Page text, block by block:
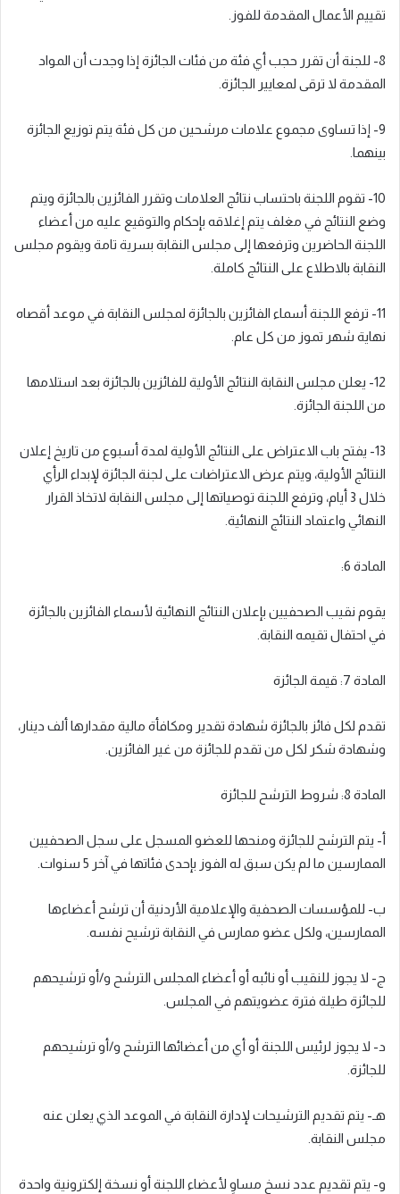
تقييم الأعمال المقدمة للفوز.
8- للجنة أن تقرر حجب أي فئة من فئات الجائزة إذا وجدت أن المواد
المقدمة لا ترقى لمعايير الجائزة.
9- إذا تساوى مجموع علامات مرشحين من كل فئة يتم توزيع الجائزة
بينهما.
10- تقوم اللجنة باحتساب نتائج العلامات وتقرر الفائزين بالجائزة ويتم
وضع النتائج في مغلف يتم إغلاقه بإحكام والتوقيع عليه من أعضاء
اللجنة الحاضرين وترفعها إلى مجلس النقابة بسرية تامة ويقوم مجلس
النقابة بالاطلاع على النتائج كاملة.
11- ترفع اللجنة أسماء الفائزين بالجائزة لمجلس النقابة في موعد أقصاه
نهاية شهر تموز من كل عام.
12- يعلن مجلس النقابة النتائج الأولية للفائزين بالجائزة بعد استلامها
من اللجنة الجائزة.
13- يفتح باب الاعتراض على النتائج الأولية لمدة أسبوع من تاريخ إعلان
النتائج الأولية، ويتم عرض الاعتراضات على لجنة الجائزة لإبداء الرأي
خلال 3 أيام، وترفع اللجنة توصياتها إلى مجلس النقابة لاتخاذ القرار
النهائي واعتماد النتائج النهائية.
المادة 6:
يقوم نقيب الصحفيين بإعلان النتائج النهائية لأسماء الفائزين بالجائزة
في احتفال تقيمه النقابة.
المادة 7: قيمة الجائزة
تقدم لكل فائز بالجائزة شهادة تقدير ومكافأة مالية مقدارها ألف دينار،
وشهادة شكر لكل من تقدم للجائزة من غير الفائزين.
المادة 8: شروط الترشح للجائزة
أ- يتم الترشح للجائزة ومنحها للعضو المسجل على سجل الصحفيين
الممارسين ما لم يكن سبق له الفوز بإحدى فئاتها في آخر 5 سنوات.
ب- للمؤسسات الصحفية والإعلامية الأردنية أن ترشح أعضاءها
الممارسين، ولكل عضو ممارس في النقابة ترشيح نفسه.
ج- لا يجوز للنقيب أو نائبه أو أعضاء المجلس الترشح و/أو ترشيحهم
للجائزة طيلة فترة عضويتهم في المجلس.
د- لا يجوز لرئيس اللجنة أو أي من أعضائها الترشح و/أو ترشيحهم
للجائزة.
هـ- يتم تقديم الترشيحات لإدارة النقابة في الموعد الذي يعلن عنه
مجلس النقابة.
و- يتم تقديم عدد نسخ مساوٍ لأعضاء اللجنة أو نسخة إلكترونية واحدة